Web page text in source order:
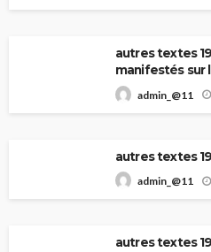
autres textes
manifestés sur
admin_@11
autres textes
admin_@11
autres textes